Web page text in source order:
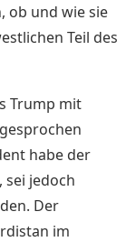
ob und wie sie
Teil des
Trump mit
habe der
jedoch
Der
im